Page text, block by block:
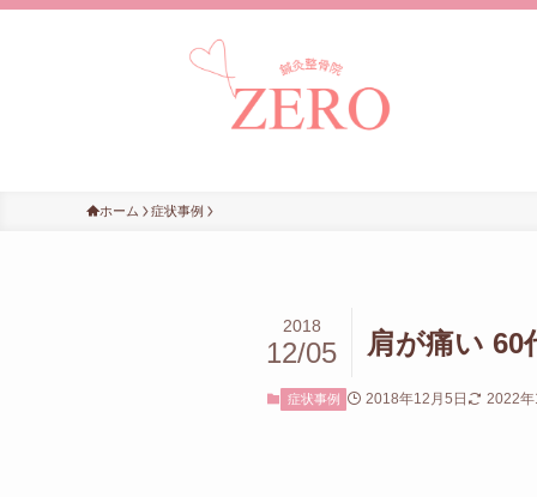
ホーム 症状事例
肩が痛い 60
2018
12/05
症状事例 2018年12月5日 2022